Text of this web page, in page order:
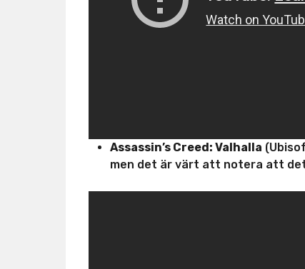
Assassin’s Creed: Valhalla
men det är värt att notera att